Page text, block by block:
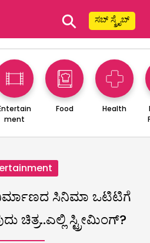
⚲ ಸಬ್ ಸ್ಕ್ರೈಬ್
ment
Food Health
ಸಿನಿಮಾ ಒಟಿಟಿಗೆ
ಚಿತ್ರ..ಎಲ್ಲಿ ಸ್ಟ್ರೀಮಿಂಗ್?‌